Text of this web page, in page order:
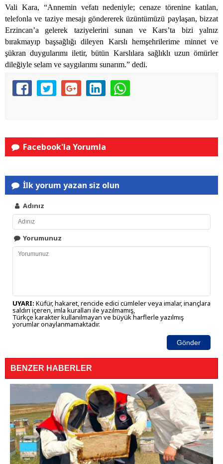
Vali Kara, “Annemin vefatı nedeniyle; cenaze törenine katılan,
telefonla ve taziye mesajı göndererek üzüntümüzü paylaşan, bizzat
Erzincan’a gelerek taziyelerini sunan ve Kars’ta bizi yalnız
bırakmayıp başsağlığı dileyen Karslı hemşehrilerime minnet ve
şükran duygularımı iletir, bütün Karslılara sağlıklı uzun ömürler
dileğiyle selam ve saygılarımı sunarım.” dedi.
Facebook'la Yorumla
İlk yorum yazan siz olun
Adınız
Yorumunuz
UYARI: Küfür, hakaret, rencide edici cümleler veya imalar, inançlara
saldırı içeren, imla kuralları ile yazılmamış,
Türkçe karakter kullanılmayan ve büyük harflerle yazılmış
yorumlar onaylanmamaktadır.
Gönder
BENZER HABERLER